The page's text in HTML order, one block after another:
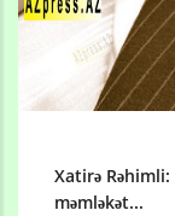
Xatirə
məmləkət...